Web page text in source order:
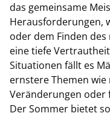
das gemeinsame
Herausforderungen,
oder dem Finden
eine tiefe
Situationen fällt es
ernstere Themen
Veränderungen oder
Der Sommer bietet